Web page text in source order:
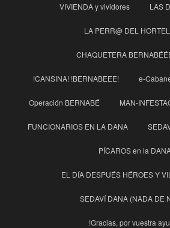
VIVIENDA y vividores LAS
LA PERR@ DEL
CHAQUETERA
!CANSINA! !BERNABEEE! e-
Operación BERNABÉ MAN-
FUNCIONARIOS EN LA DANA
PÍCAROS en la
EL DÍA DESPUÉS HÉROES Y
SEDAVÍ DANA (NADA DE
!Gracias, por vuestra